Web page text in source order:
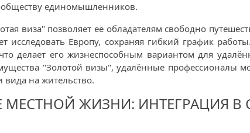
единомышленников.
виза" позволяет её обладателям свободно
исследовать Европу, сохраняя гибкий график
делает его жизнеспособным вариантом для
"Золотой визы", удалённые профессионалы
на жительство.
МЕСТНОЙ ЖИЗНИ: ИНТЕГРАЦИЯ